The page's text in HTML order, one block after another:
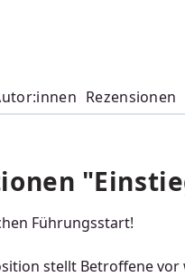
Rezensionen
Führungsstart!
stellt Betroffene